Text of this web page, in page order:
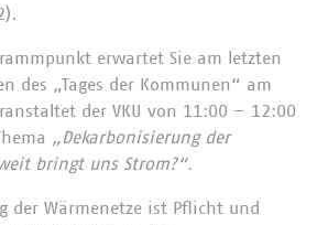
erwartet Sie am letzten
des „Tages der Kommunen“ am
der VKU von 11:00 – 12:00
„Dekarbonisierung der
bringt uns Strom?“.
der Wärmenetze ist Pflicht und